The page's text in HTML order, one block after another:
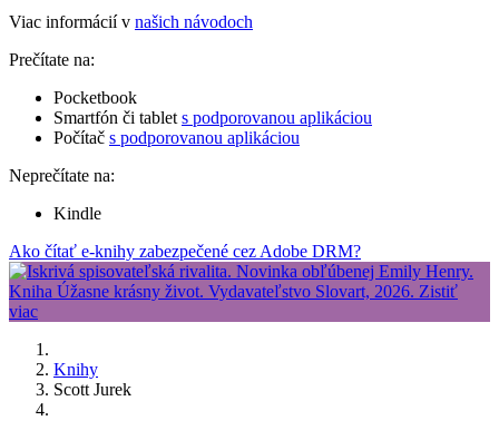
Viac informácií v našich návodoch
Prečítate na:
Pocketbook
Smartfón či tablet s podporovanou aplikáciou
Počítač s podporovanou aplikáciou
Neprečítate na:
Kindle
Ako čítať e-knihy zabezpečené cez Adobe DRM?
Knihy
Scott Jurek